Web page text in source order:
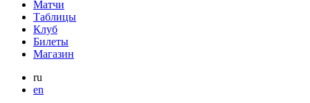
Матчи
Таблицы
Клуб
Билеты
Магазин
ru
en